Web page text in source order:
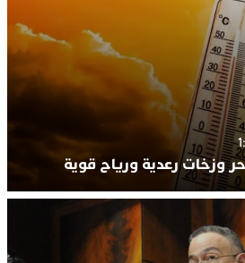
وزخات رعدية ورياح قوية